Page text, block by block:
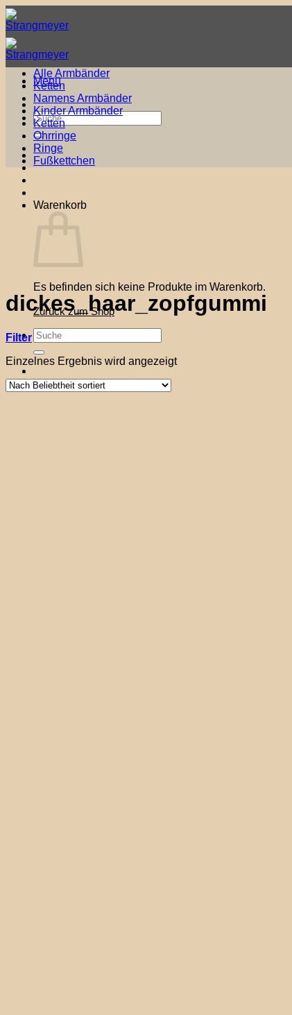
Zum
Inhalt
springen
Menü
Suche
nach:
Warenkorb
Es befinden sich keine Produkte im Warenkorb.
Zurück zum Shop
Suche
nach:
Alle Armbänder
Ketten
Namens Armbänder
Kinder Armbänder
Ketten
Ohrringe
Ringe
Fußkettchen
dickes_haar_zopfgummi
Filter
Einzelnes Ergebnis wird angezeigt